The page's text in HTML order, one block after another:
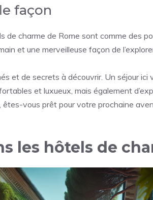
façon
de charme de Rome sont comme des
et une merveilleuse façon de
et de secrets à découvrir. Un séjour ici
et luxueux, mais également
vous prêt pour votre prochaine
les hôtels de